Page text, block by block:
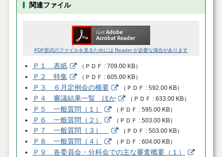
関連ファイル
PDF形式のファイルを見るためには Reader が必要な場合があります
Ｐ１ 表紙 （ ＰＤＦ 709.00 KB）
Ｐ２ 特集 （ ＰＤＦ 605.00 KB）
Ｐ３ ６月定例会の概要 （ ＰＤＦ 592.00 KB）
Ｐ４ 審議結果一覧 ほか （ ＰＤＦ 633.00 KB）
Ｐ５ 一般質問（１） （ ＰＤＦ 595.00 KB）
Ｐ６ 一般質問（２） （ ＰＤＦ 503.00 KB）
Ｐ７ 一般質問（３） （ ＰＤＦ 503.00 KB）
Ｐ８ 一般質問（４） （ ＰＤＦ 604.00 KB）
Ｐ９ 各委員会・分科会での主な審査概要（１）